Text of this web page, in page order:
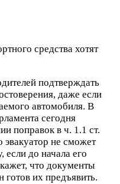
подтверждать
даже если
автомобиля. В
сегодня
поправок в ч. 1.1 ст.
не сможет
до начала его
что документы
их предъявить.